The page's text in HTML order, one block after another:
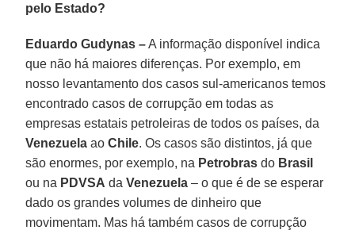
pelo Estado?
Eduardo Gudynas –A informação disponível indica
que não há maiores diferenças. Por exemplo, em
nosso levantamento dos casos sul-americanos temos
encontrado casos de corrupção em todas as
empresas estatais petroleiras de todos os países, da
Venezuela aoChile. Os casos são distintos, já que
são enormes, por exemplo, na Petrobras do Brasil
ou na PDVSA daVenezuela – o que é de se esperar
dado os grandes volumes de dinheiro que
movimentam. Mas há também casos de corrupção